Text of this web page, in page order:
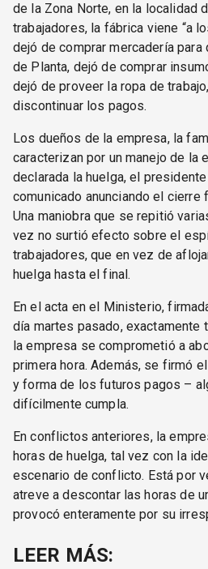
de la Zona Norte, en la localidad
trabajadores, la fábrica viene “a
dejó de comprar mercadería
de Planta, dejó de comprar
dejó de proveer la ropa de
discontinuar los pagos.
Los dueños de la empresa, la
caracterizan por un manejo de la
declarada la huelga, el
comunicado anunciando el
Una maniobra que se repitió
vez no surtió efecto sobre el
trabajadores, que en vez de
huelga hasta el final.
En el acta en el Ministerio,
día martes pasado, exactamente
la empresa se comprometió a
primera hora. Además, se firmó
y forma de los futuros pagos –
difícilmente cumpla.
En conflictos anteriores, la
horas de huelga, tal vez con la
escenario de conflicto. Está por
atreve a descontar las horas de
provocó enteramente por su
LEER MÁS: